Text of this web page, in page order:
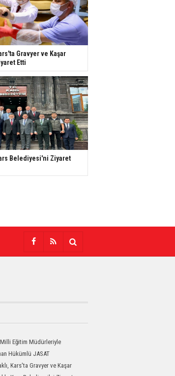
Gravyer ve Kaşar
Etti
Belediyesi'ni Ziyaret
Eğitim Müdürleriyle
Hükümlü JASAT
Kars'ta Gravyer ve Kaşar